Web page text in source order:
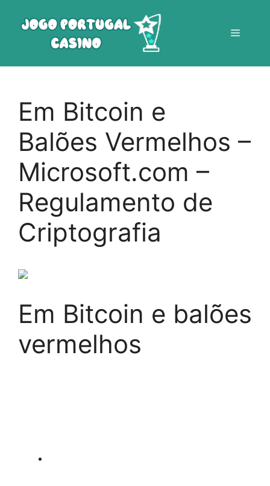
Menu
Em Bitcoin e
Balões Vermelhos –
Microsoft.com –
Regulamento de
Criptografia
Em Bitcoin e balões
vermelhos